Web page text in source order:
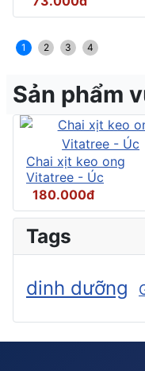
1 2 3 4
Sản phẩm
Chai xịt keo ong
Vitatree - Úc
180.000đ
Tags
dinh dưỡng